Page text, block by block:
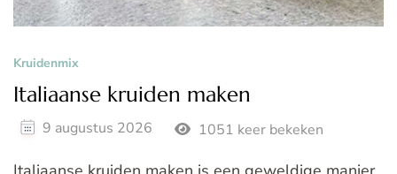
Kruidenmix
Italiaanse kruiden maken
9 augustus 2026 1051 keer bekeken